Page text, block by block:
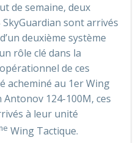
de semaine, deux
sont arrivés
deuxième système
rôle clé dans la
de ces
acheminé au 1er Wing
Antonov 124-100M, ces
à leur unité
Wing Tactique.